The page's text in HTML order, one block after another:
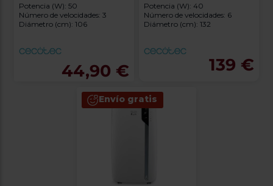
AERO 350
Potencia (W): 50
Número de velocidades: 3
Diámetro (cm): 106
44,90 €
AERO 5600 AQUA
GOLDBLACK CONNECTED
Potencia (W): 40
Número de velocidades: 6
Diámetro (cm): 132
139 €
Envío gratis